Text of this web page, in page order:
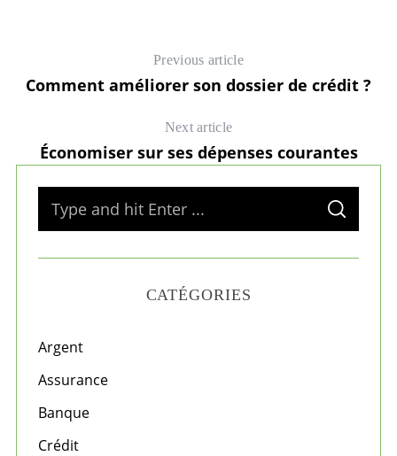
Previous article
Comment améliorer son dossier de crédit ?
Next article
Économiser sur ses dépenses courantes
f
o
:
S
A
C
CATÉGORIES
Argent
Assurance
Banque
Crédit